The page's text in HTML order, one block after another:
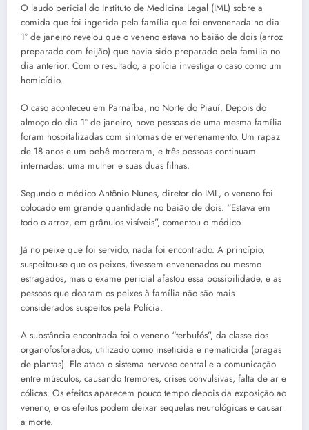
O laudo pericial do Instituto de Medicina Legal (IML) sobre a
comida que foi ingerida pela família que foi envenenada no dia
1º de janeiro revelou que o veneno estava no baião de dois (arroz
preparado com feijão) que havia sido preparado pela família no
dia anterior. Com o resultado, a polícia investiga o caso como um
homicídio.
O caso aconteceu em Parnaíba, no Norte do Piauí. Depois do
almoço do dia 1º de janeiro, nove pessoas de uma mesma família
foram hospitalizadas com sintomas de envenenamento. Um rapaz
de 18 anos e um bebê morreram, e três pessoas continuam
internadas: uma mulher e suas duas filhas.
Segundo o médico Antônio Nunes, diretor do IML, o veneno foi
colocado em grande quantidade no baião de dois. “Estava em
todo o arroz, em grânulos visíveis”, comentou o médico.
Já no peixe que foi servido, nada foi encontrado. A princípio,
suspeitou-se que os peixes, tivessem envenenados ou mesmo
estragados, mas o exame pericial afastou essa possibilidade, e as
pessoas que doaram os peixes à família não são mais
considerados suspeitos pela Polícia.
A substância encontrada foi o veneno “terbufós”, da classe dos
organofosforados, utilizado como inseticida e nematicida (pragas
de plantas). Ele ataca o sistema nervoso central e a comunicação
entre músculos, causando tremores, crises convulsivas, falta de ar e
cólicas. Os efeitos aparecem pouco tempo depois da exposição ao
veneno, e os efeitos podem deixar sequelas neurológicas e causar
a morte.